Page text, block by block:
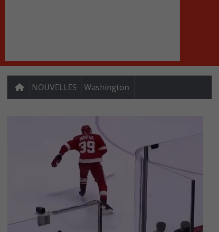
NOUVELLES Washington